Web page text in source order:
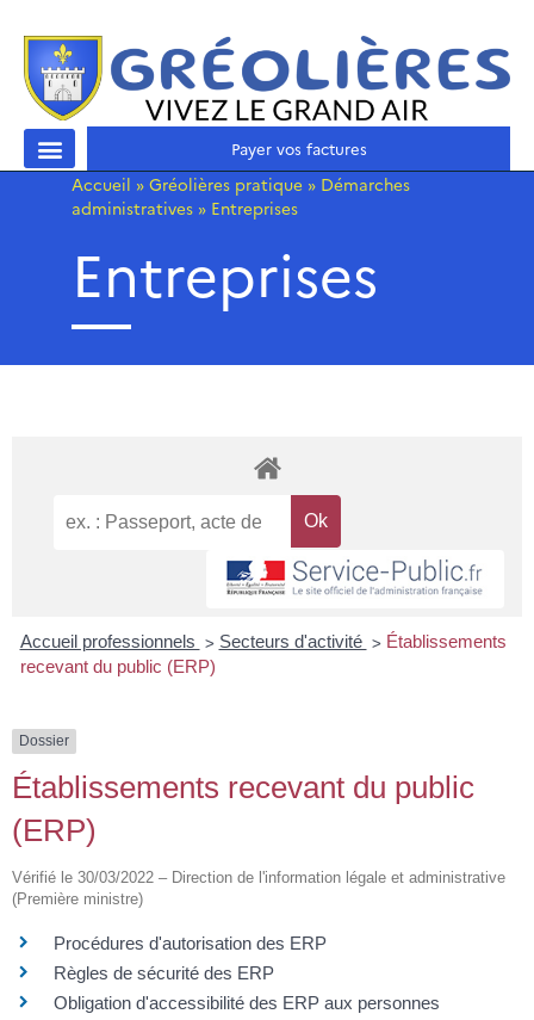
Payer vos factures
Accueil » Gréolières pratique » Démarches
administratives » Entreprises
Entreprises
Accueil professionnels > Secteurs d'activité > Établissements
recevant du public (ERP)
Dossier
Établissements recevant du public
(ERP)
Vérifié le 30/03/2022 – Direction de l'information légale et administrative
(Première ministre)
Procédures d'autorisation des ERP
Règles de sécurité des ERP
Obligation d'accessibilité des ERP aux personnes